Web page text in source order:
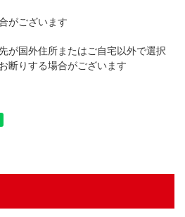
がございます
が国外住所またはご自宅以外で選択
断りする場合がございます